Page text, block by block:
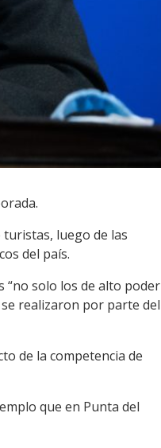
luego de las
del país.
“no solo los de alto poder
realizaron por parte del
de la competencia de
que en Punta del